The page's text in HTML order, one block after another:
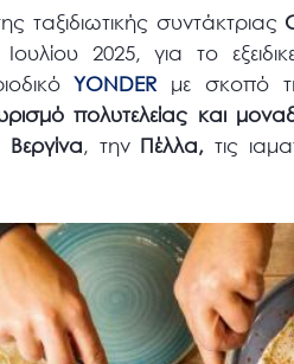
ταξιδιωτικής συντάκτριας
2025, για το
YONDERμε σκοπό
πολυτελείας και
Βεργίνα, την Πέλλα, τις